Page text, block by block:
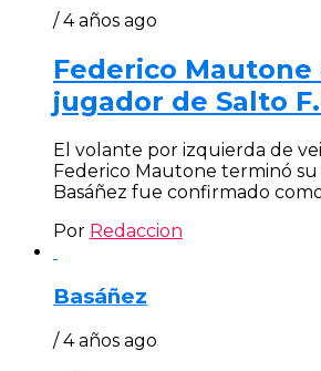
/ 4 años ago
Federico Mautone
jugador de Salto
El volante por izquierda de
Federico Mautone terminó
Basáñez fue confirmado
Por Redaccion
Basáñez
/ 4 años ago